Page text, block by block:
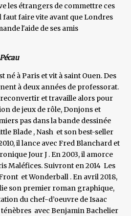
les étrangers de commettre ces
faire vite avant que Londres
l'aide de ses amis
né à Paris et vit à saint Ouen. Des
à deux années de professorat.
reconvertir et travaille alors pour
de jeux de rôle, Donjons et
pas dans la bande dessinée
Blade , Nash et son best-seller
il lance avec Fred Blanchard et
Jour J . En 2003, il amorce
Maléfices. Suivront en 2014 Les
et Wonderball . En avril 2018,
son premier roman graphique,
du chef-d’oeuvre de Isaac
avec Benjamin Bachelier